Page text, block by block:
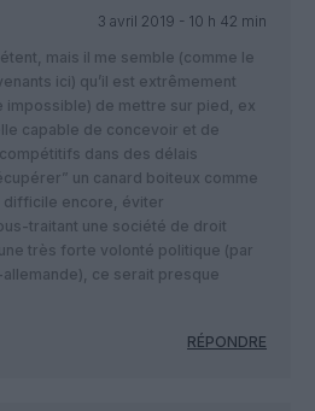
3 avril 2019 - 10 h 42 min
mais il me semble (comme le
ici) qu’il est extrêmement
impossible) de mettre sur pied, ex
capable de concevoir et de
dans des délais
un canard boiteux comme
difficile encore, éviter
traitant une société de droit
très forte volonté politique (par
ce serait presque
RÉPONDRE